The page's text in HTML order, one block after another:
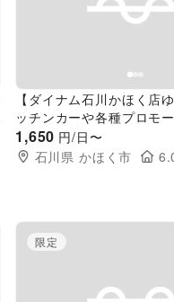
Previous slide
【ダイナム石川かほく店
ッチンカーや各種プロモ
トでの出店に最適なアミュ
設のイベントスペース
1,650 円/日〜
石川県 かほく市
限定